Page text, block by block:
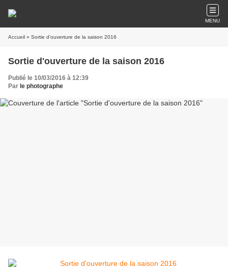
MENU
Accueil » Sortie d'ouverture de la saison 2016
Sortie d'ouverture de la saison 2016
Publié le 10/03/2016 à 12:39
Par le photographe